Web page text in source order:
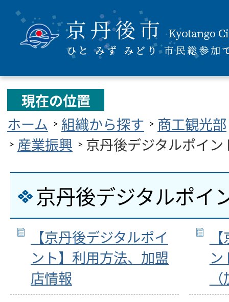
現在の位置
ホーム
組織から探す
商工観光部
産業振興
京丹後デジタルポイン
京丹後デジタルポイ
【京丹後デジタルポイ
ント】利用方法、加盟
店情報